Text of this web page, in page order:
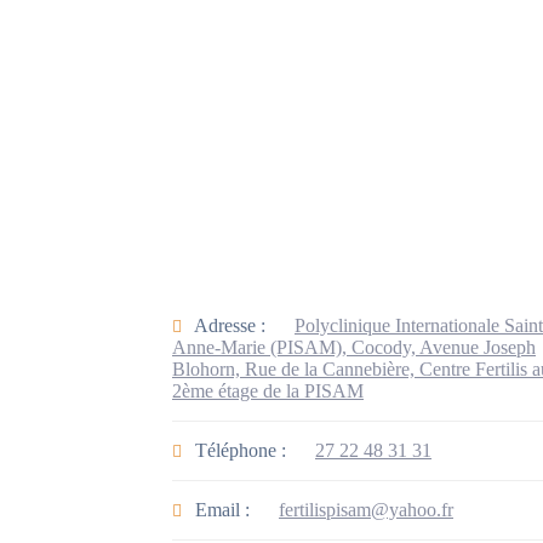
Adresse :
Polyclinique Internationale
Anne-Marie (PISAM), Cocody, Avenue Joseph
Blohorn, Rue de la Cannebière, Centre Fertilis
2ème étage de la PISAM
Téléphone : 27 22 48 31 31
Email : fertilispisam@yahoo.fr